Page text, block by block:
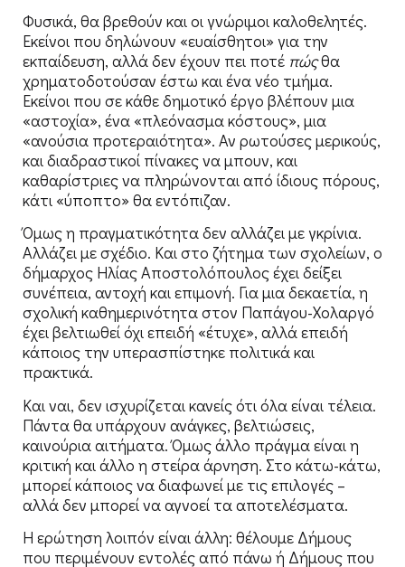
Φυσικά, θα βρεθούν και οι γνώριμοι καλοθελητές.
Εκείνοι που δηλώνουν «ευαίσθητοι» για την
εκπαίδευση, αλλά δεν έχουν πει ποτέ πώςθα
χρηματοδοτούσαν έστω και ένα νέο τμήμα.
Εκείνοι που σε κάθε δημοτικό έργο βλέπουν μια
«αστοχία», ένα «πλεόνασμα κόστους», μια
«ανούσια προτεραιότητα». Αν ρωτούσες μερικούς,
και διαδραστικοί πίνακες να μπουν, και
καθαρίστριες να πληρώνονται από ίδιους πόρους,
κάτι «ύποπτο» θα εντόπιζαν.
Όμως η πραγματικότητα δεν αλλάζει με γκρίνια.
Αλλάζει με σχέδιο. Και στο ζήτημα των σχολείων, ο
δήμαρχος Ηλίας Αποστολόπουλος έχει δείξει
συνέπεια, αντοχή και επιμονή. Για μια δεκαετία, η
σχολική καθημερινότητα στον Παπάγου-Χολαργό
έχει βελτιωθεί όχι επειδή «έτυχε», αλλά επειδή
κάποιος την υπερασπίστηκε πολιτικά και
πρακτικά.
Και ναι, δεν ισχυρίζεται κανείς ότι όλα είναι τέλεια.
Πάντα θα υπάρχουν ανάγκες, βελτιώσεις,
καινούρια αιτήματα. Όμως άλλο πράγμα είναι η
κριτική και άλλο η στείρα άρνηση. Στο κάτω-κάτω,
μπορεί κάποιος να διαφωνεί με τις επιλογές –
αλλά δεν μπορεί να αγνοεί τα αποτελέσματα.
Η ερώτηση λοιπόν είναι άλλη: θέλουμε Δήμους
που περιμένουν εντολές από πάνω ή Δήμους που